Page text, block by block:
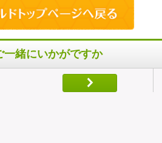
一緒にいかがですか